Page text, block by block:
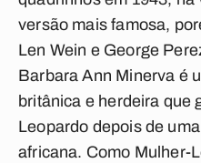
versão mais famosa,
Len Wein e George
Barbara Ann Minerva é
britânica e herdeira que
Leopardo depois de
africana. Como Mulher-